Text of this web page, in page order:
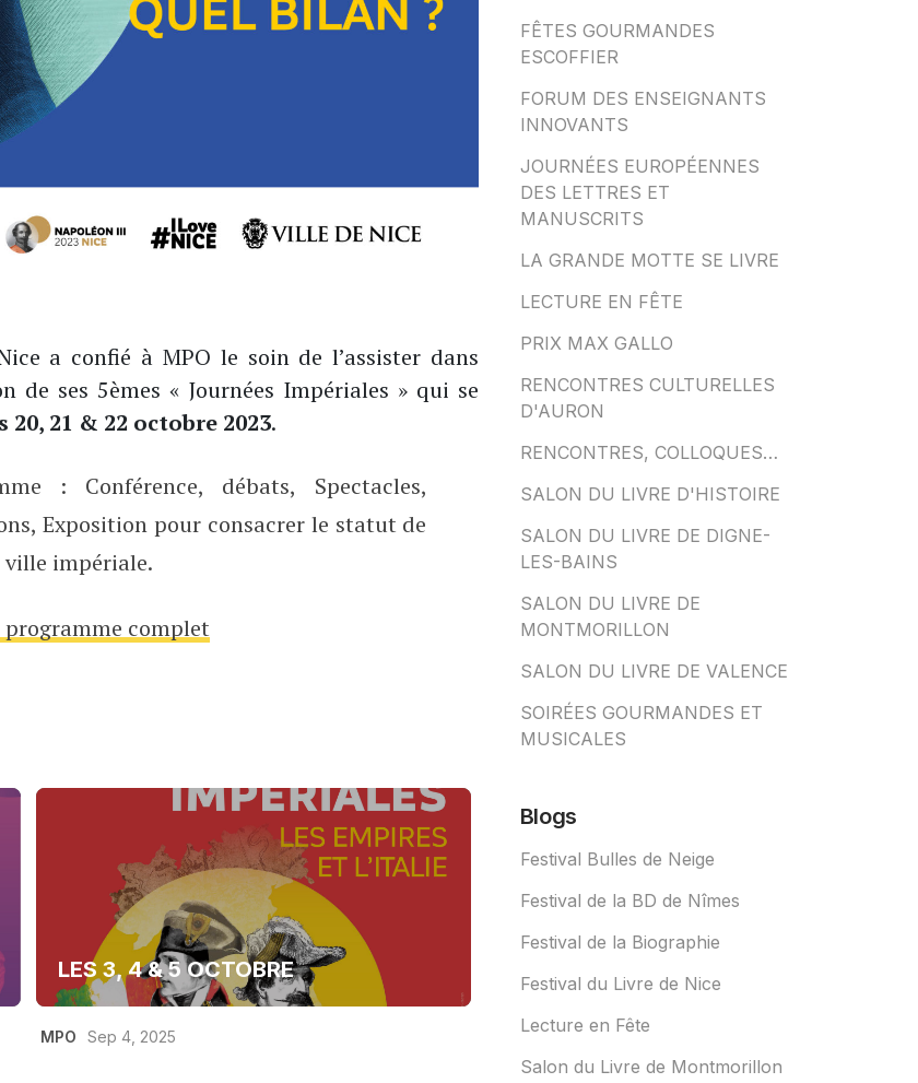
a confié à MPO le soin de l’assister dans
de ses 5èmes « Journées Impériales » qui se
20, 21 & 22 octobre 2023.
: Conférence, débats, Spectacles,
Exposition pour consacrer le statut de
ville impériale.
programme complet
LES 3, 4 & 5 OCTOBRE
MPO Sep 4, 2025
FÊTES GOURMANDES
ESCOFFIER
FORUM DES ENSEIGNANTS
INNOVANTS
JOURNÉES EUROPÉENNES
DES LETTRES ET
MANUSCRITS
LA GRANDE MOTTE SE LIVRE
LECTURE EN FÊTE
PRIX MAX GALLO
RENCONTRES CULTURELLES
D'AURON
RENCONTRES, COLLOQUES…
SALON DU LIVRE D'HISTOIRE
SALON DU LIVRE DE DIGNE-
LES-BAINS
SALON DU LIVRE DE
MONTMORILLON
SALON DU LIVRE DE VALENCE
SOIRÉES GOURMANDES ET
MUSICALES
Blogs
Festival Bulles de Neige
Festival de la BD de Nîmes
Festival de la Biographie
Festival du Livre de Nice
Lecture en Fête
Salon du Livre de Montmorillon